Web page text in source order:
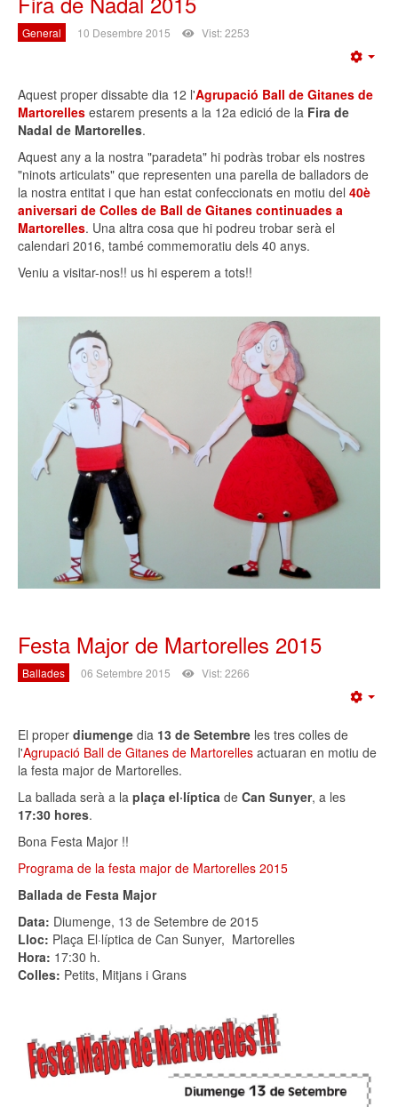
General 10 Desembre 2015 Vist: 2253
Aquest proper dissabte dia 12 l'Agrupació Ball de Gitanes de
Martorelles estarem presents a la 12a edició de la Fira de
Nadal de Martorelles.
Aquest any a la nostra "paradeta" hi podràs trobar els nostres
"ninots articulats" que representen una parella de balladors de
la nostra entitat i que han estat confeccionats en motiu del 40è
aniversari de Colles de Ball de Gitanes continuades a
Martorelles. Una altra cosa que hi podreu trobar serà el
calendari 2016, també commemoratiu dels 40 anys.
Veniu a visitar-nos!! us hi esperem a tots!!
Festa Major de Martorelles 2015
Ballades 06 Setembre 2015 Vist: 2266
El proper diumenge dia 13 de Setembre les tres colles de
l'Agrupació Ball de Gitanes de Martorelles actuaran en motiu de
la festa major de Martorelles.
La ballada serà a la plaça el·líptica de Can Sunyer, a les
17:30 hores.
Bona Festa Major !!
Programa de la festa major de Martorelles 2015
Ballada de Festa Major
Data: Diumenge, 13 de Setembre de 2015
Lloc: Plaça El·líptica de Can Sunyer, Martorelles
Hora: 17:30 h.
Colles: Petits, Mitjans i Grans